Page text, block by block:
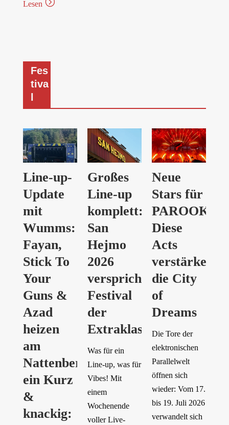
Lesen
Fes
tiva
Line-up-
Update
mit
Wumms:
Fayan,
Stick To
Your
Guns &
Azad
heizen
am
Nattenberg
ein Kurz
&
knackig:
Großes
Line-up
komplett:
San
Hejmo
2026
verspricht
Festival
der
Extraklasse
Was für ein
Line-up, was für
Vibes! Mit
einem
Wochenende
voller Live-
Neue
Stars für
Diese
Acts
verstärken
die City
of
Dreams
Die Tore der
elektronischen
Parallelwelt
öffnen sich
wieder: Vom 17.
bis 19. Juli 2026
verwandelt sich